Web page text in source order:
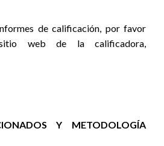
de calificación, por favor
web de la calificadora,
Y METODOLOGÍA